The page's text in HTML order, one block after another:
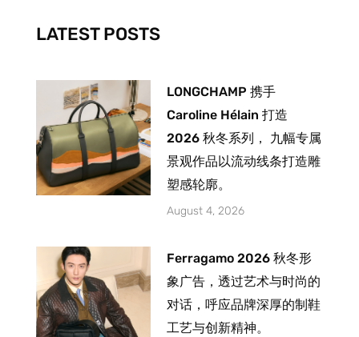
-
f
m
LATEST POSTS
LONGCHAMP 携手
Caroline Hélain 打造
2026 秋冬系列， 九幅专属
景观作品以流动线条打造雕
塑感轮廓。
August 4, 2026
Ferragamo 2026 秋冬形
象广告，透过艺术与时尚的
对话，呼应品牌深厚的制鞋
工艺与创新精神。